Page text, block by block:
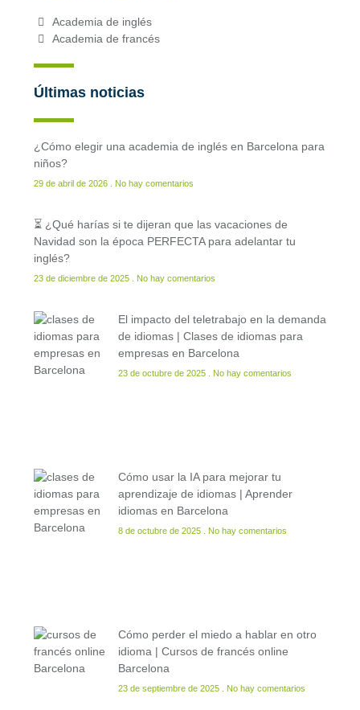
Academia de inglés
Academia de francés
Últimas noticias
¿Cómo elegir una academia de inglés en Barcelona para
niños?
29 de abril de 2026 No hay comentarios
⏳ ¿Qué harías si te dijeran que las vacaciones de
Navidad son la época PERFECTA para adelantar tu
inglés?
23 de diciembre de 2025 No hay comentarios
El impacto del teletrabajo en la demanda
de idiomas | Clases de idiomas para
empresas en Barcelona
23 de octubre de 2025 No hay comentarios
Cómo usar la IA para mejorar tu
aprendizaje de idiomas | Aprender
idiomas en Barcelona
8 de octubre de 2025 No hay comentarios
Cómo perder el miedo a hablar en otro
idioma | Cursos de francés online
Barcelona
23 de septiembre de 2025 No hay comentarios